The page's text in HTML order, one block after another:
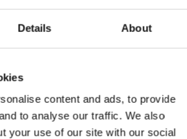
Details About
content and ads, to provide
to analyse our traffic. We also
your use of our site with our social
de firewall
de las reglas de su
por sus propios equipos de
o por su socio de servicios
SMS.